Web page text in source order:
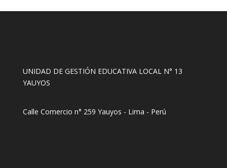
UNIDAD DE GESTIÓN EDUCATIVA LOCAL N° 13
YAUYOS
Calle Comercio n° 259 Yauyos - Lima - Perú